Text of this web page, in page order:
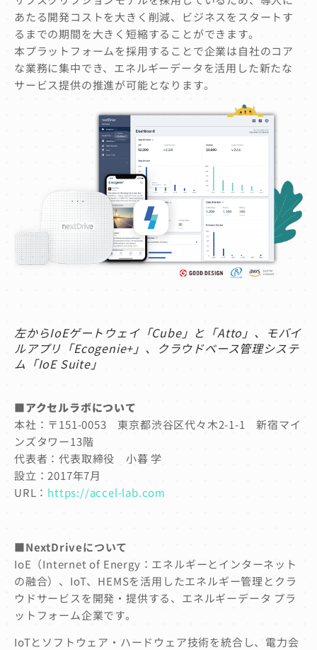
あたる開発コストを大きく削減、ビジネスをスタートす
るまでの期間を大きく短縮することができます。
本プラットフォームを採用することで企業は自社のコア
な業務に集中でき、エネルギーデータを活用した新たな
サービス提供の推進が可能となります。
左からIoEゲートウェイ「Cube」と「Atto」、モバイ
ルアプリ「Ecogenie+」、クラウドベース管理システ
ム「IoE Suite」
■アクセルラボについて
本社：〒151-0053 東京都渋谷区代々木2-1-1 新宿マイ
ンズタワー13階
代表者：代表取締役 小暮 学
設立：2017年7月
URL： https://accel-lab.com
■NextDriveについて
IoE（Internet of Energy：エネルギーとインターネット
の融合）、IoT、HEMSを活用したエネルギー管理とクラ
ウドサービスを開発・提供する、エネルギーデータ プラ
ットフォーム企業です。
IoTとソフトウェア・ハードウェア技術を統合し、電力会